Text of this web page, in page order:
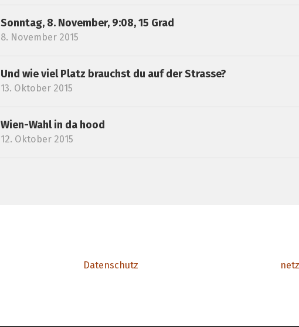
Sonntag, 8. November, 9:08, 15 Grad
8. November 2015
Und wie viel Platz brauchst du auf der Strasse?
13. Oktober 2015
Wien-Wahl in da hood
12. Oktober 2015
Datenschutz